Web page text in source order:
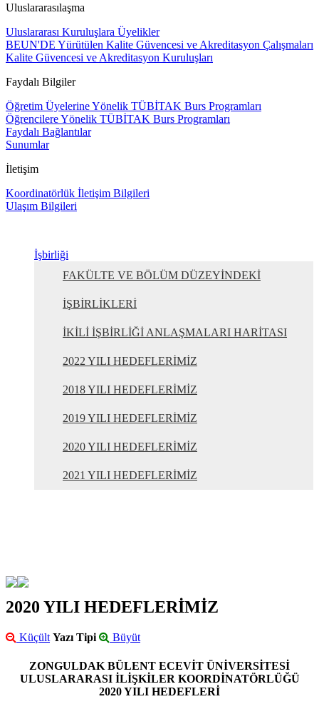
Uluslararasılaşma
Uluslararası Kuruluşlara Üyelikler
BEUN'DE Yürütülen Kalite Güvencesi ve Akreditasyon Çalışmaları
Kalite Güvencesi ve Akreditasyon Kuruluşları
Faydalı Bilgiler
Öğretim Üyelerine Yönelik TÜBİTAK Burs Programları
Öğrencilere Yönelik TÜBİTAK Burs Programları
Faydalı Bağlantılar
Sunumlar
İletişim
Koordinatörlük İletişim Bilgileri
Ulaşım Bilgileri
İşbirliği
FAKÜLTE VE BÖLÜM DÜZEYİNDEKİ
İŞBİRLİKLERİ
İKİLİ İŞBİRLİĞİ ANLAŞMALARI HARİTASI
2022 YILI HEDEFLERİMİZ
2018 YILI HEDEFLERİMİZ
2019 YILI HEDEFLERİMİZ
2020 YILI HEDEFLERİMİZ
2021 YILI HEDEFLERİMİZ
2020 YILI HEDEFLERİMİZ
Küçült Yazı Tipi Büyüt
ZONGULDAK BÜLENT ECEVİT ÜNİVERSİTESİ
ULUSLARARASI İLİŞKİLER KOORDİNATÖRLÜĞÜ
2020 YILI HEDEFLERİ